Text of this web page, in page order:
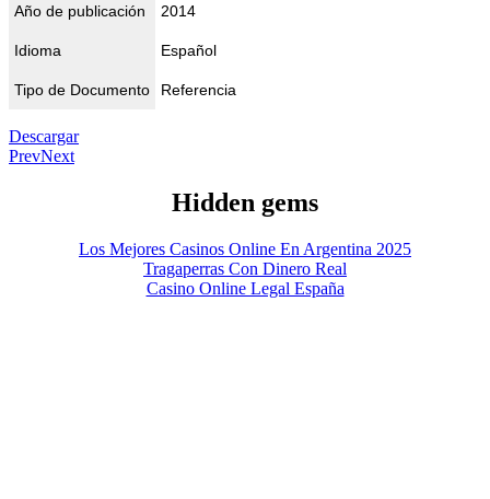
Año de publicación 2014
Idioma Español
Tipo de Documento Referencia
Descargar
PrevNext
Hidden gems
Los Mejores Casinos Online En Argentina 2025
Tragaperras Con Dinero Real
Casino Online Legal España